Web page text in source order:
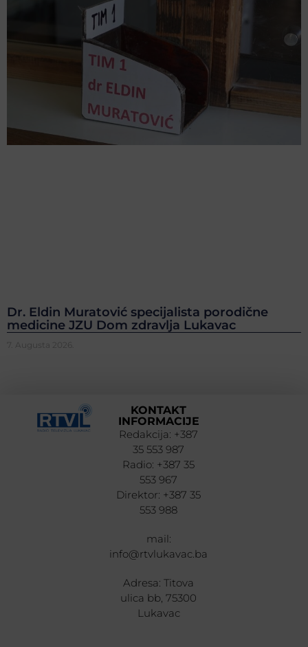
Dr. Eldin Muratović specijalista porodične
medicine JZU Dom zdravlja Lukavac
7. Augusta 2026.
KONTAKT
INFORMACIJE
Redakcija: +387
35 553 987
Radio: +387 35
553 967
Direktor: +387 35
553 988
mail:
info@rtvlukavac.ba
Adresa: Titova
ulica bb, 75300
Lukavac